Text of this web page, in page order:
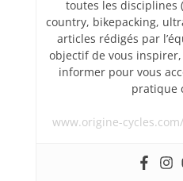
toutes les disciplines
country, bikepacking,
articles rédigés par
objectif de vous
informer pour vous
pratique
www.origine-